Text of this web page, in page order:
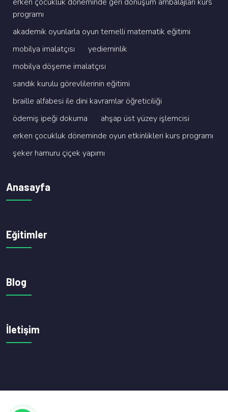
programi
akademi̇k oyunlarla oyun temelli̇ matemati̇k eği̇ti̇mi̇
mobi̇lya i̇malatçisi
yedi̇emi̇nli̇k
mobi̇lya döşeme i̇malatçisi
sandik kurulu görevli̇leri̇ni̇n eği̇ti̇mi̇
brai̇lle alfabesi̇ i̇le di̇ni̇ kavramlar öğreti̇ci̇li̇ği̇
ödemi̇ş i̇peği̇ dokuma
ahşap üst yüzey i̇şlemci̇si̇
erken çocukluk dönemi̇nde oyun etki̇nli̇kleri̇ kurs programi
şeker hamuru çi̇çek yapimi
Anasayfa
Eğitimler
Blog
İletişim